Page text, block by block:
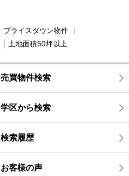
プライスダウン物件
土地面積50坪以上
売買物件検索
学区から検索
検索履歴
お客様の声